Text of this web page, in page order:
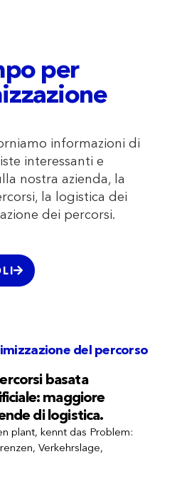
per
informazioni di
interessanti e
nostra azienda, la
la logistica dei
dei percorsi.
del percorso
basata
maggiore
di logistica.
plant, kennt das Problem:
Verkehrslage,